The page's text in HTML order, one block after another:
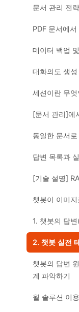
문서 관리 전
PDF 문서에
데이터 백업
대화의도 생
세션이란 무엇
[문서 관리]에
동일한 문서
답변 목록과
[기술 설명]
챗봇이 이미
1. 챗봇의 답
2. 챗봇 실전
챗봇의 답변
계 파악하기
월 솔루션 이